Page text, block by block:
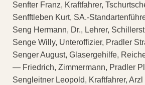
Senfter Franz, Kraftfahrer,
Senfftleben Kurt, SA.-
Seng Hermann, Dr., Lehrer,
Senge Willy, Unteroffizier, Pradler
Senger August, Glasergehilfe,
— Friedrich, Zimmermann, Pradler
Sengleitner Leopold, Kraftfahrer, Arzl